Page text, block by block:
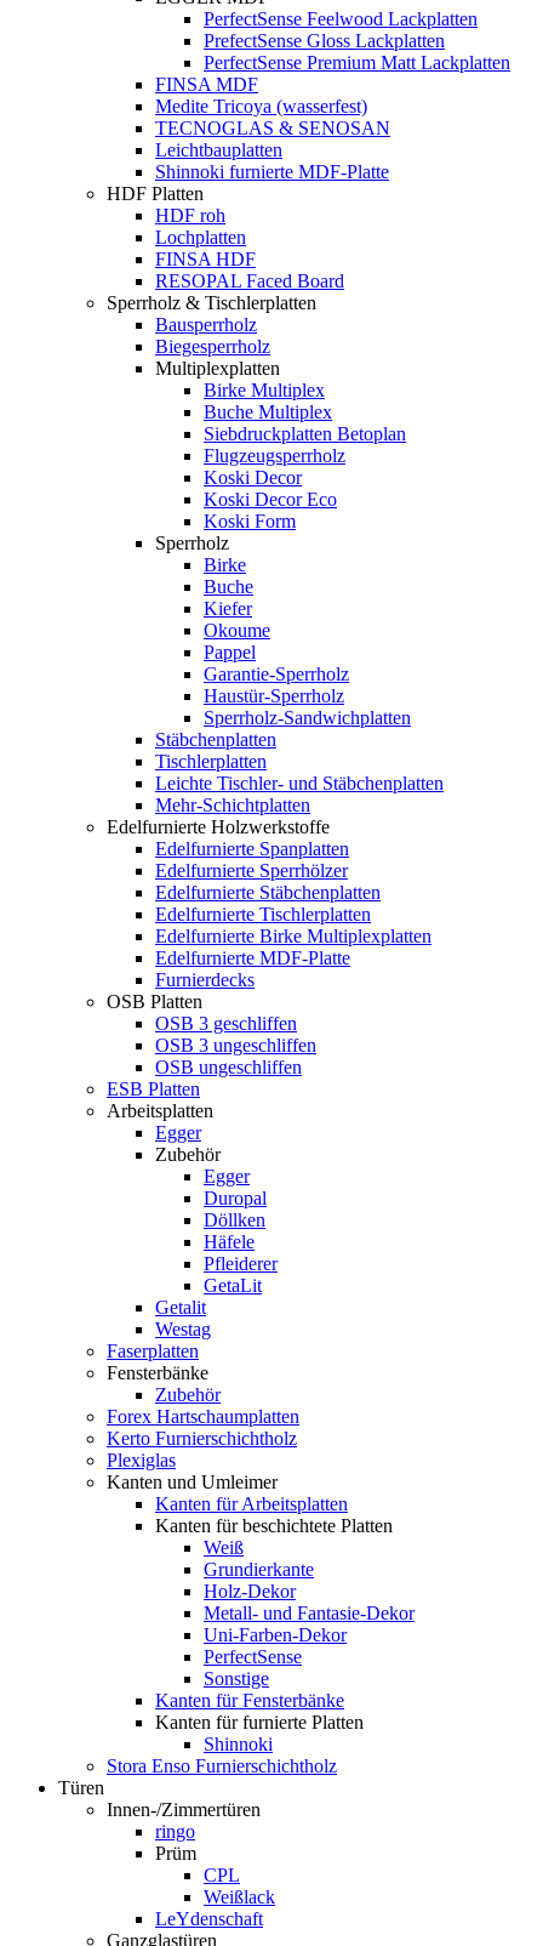
PerfectSense Feelwood Lackplatten
PrefectSense Gloss Lackplatten
PerfectSense Premium Matt Lackplatten
FINSA MDF
Medite Tricoya (wasserfest)
TECNOGLAS & SENOSAN
Leichtbauplatten
Shinnoki furnierte MDF-Platte
HDF Platten
HDF roh
Lochplatten
FINSA HDF
RESOPAL Faced Board
Sperrholz & Tischlerplatten
Bausperrholz
Biegesperrholz
Multiplexplatten
Birke Multiplex
Buche Multiplex
Siebdruckplatten Betoplan
Flugzeugsperrholz
Koski Decor
Koski Decor Eco
Koski Form
Sperrholz
Birke
Buche
Kiefer
Okoume
Pappel
Garantie-Sperrholz
Haustür-Sperrholz
Sperrholz-Sandwichplatten
Stäbchenplatten
Tischlerplatten
Leichte Tischler- und Stäbchenplatten
Mehr-Schichtplatten
Edelfurnierte Holzwerkstoffe
Edelfurnierte Spanplatten
Edelfurnierte Sperrhölzer
Edelfurnierte Stäbchenplatten
Edelfurnierte Tischlerplatten
Edelfurnierte Birke Multiplexplatten
Edelfurnierte MDF-Platte
Furnierdecks
OSB Platten
OSB 3 geschliffen
OSB 3 ungeschliffen
OSB ungeschliffen
ESB Platten
Arbeitsplatten
Egger
Zubehör
Egger
Duropal
Döllken
Häfele
Pfleiderer
GetaLit
Getalit
Westag
Faserplatten
Fensterbänke
Zubehör
Forex Hartschaumplatten
Kerto Furnierschichtholz
Plexiglas
Kanten und Umleimer
Kanten für Arbeitsplatten
Kanten für beschichtete Platten
Weiß
Grundierkante
Holz-Dekor
Metall- und Fantasie-Dekor
Uni-Farben-Dekor
PerfectSense
Sonstige
Kanten für Fensterbänke
Kanten für furnierte Platten
Shinnoki
Stora Enso Furnierschichtholz
Türen
Innen-/Zimmertüren
ringo
Prüm
CPL
Weißlack
LeYdenschaft
Ganzglastüren